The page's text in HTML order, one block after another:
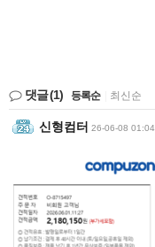
댓글(1) 등록순 최신순
신형컴터 26-06-08 01:04